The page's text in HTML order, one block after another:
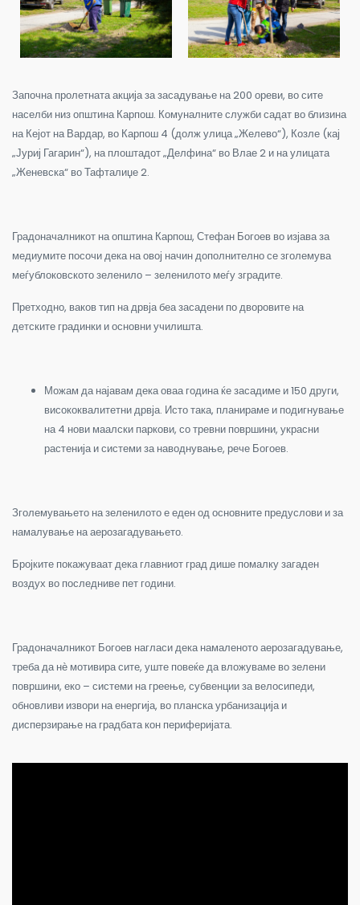
Започна пролетната акција за засадување на 200 ореви, во сите
населби низ општина Карпош. Комуналните служби садат во близина
на Кејот на Вардар, во Карпош 4 (долж улица „Желево“), Козле (кај
„Јуриј Гагарин“), на плоштадот „Делфина“ во Влае 2 и на улицата
„Женевска“ во Тафталиџе 2.
Градоначалникот на општина Карпош, Стефан Богоев во изјава за
медиумите посочи дека на овој начин дополнително се зголемува
меѓублоковското зеленило – зеленилото меѓу зградите.
Претходно, ваков тип на дрвја беа засадени по дворовите на
детските градинки и основни училишта.
Можам да најавам дека оваа година ќе засадиме и 150 други,
висококвалитетни дрвја. Исто така, планираме и подигнување
на 4 нови маалски паркови, со тревни површини, украсни
растенија и системи за наводнување, рече Богоев.
Зголемувањето на зеленилото е еден од основните предуслови и за
намалување на аерозагадувањето.
Бројките покажуваат дека главниот град дише помалку загаден
воздух во последниве пет години.
Градоначалникот Богоев нагласи дека намаленото аерозагадување,
треба да нѐ мотивира сите, уште повеќе да вложуваме во зелени
површини, еко – системи на греење, субвенции за велосипеди,
обновливи извори на енергија, во планска урбанизација и
дисперзирање на градбата кон периферијата.